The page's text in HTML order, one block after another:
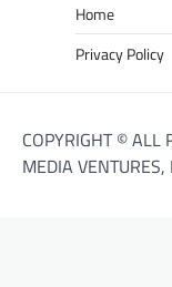
Home
Privacy Policy
COPYRIGHT © ALL
MEDIA VENTURES,